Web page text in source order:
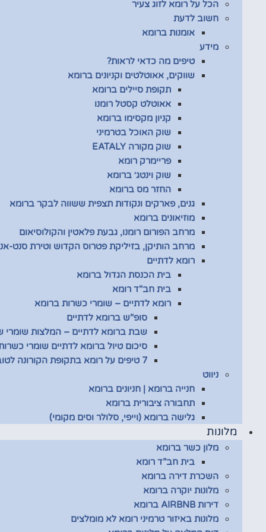
הכל על רומא לזוג צעיר
חשוב לדעת
אומנות ברומא
מידע
טיפים מה כדאי לראות?
שווקים, אאוטלטים וקניונים ברומא
תקופת סיילים ברומא
אאוטלט קסטל רומנו
קניון מקסימו ברומא
שוק האוכל בטרמיני
שוק מקורה EATALY
פריימרק רומא
שוק וינטג׳ ברומא
החזר מס ברומא
גנים, פארקים ונקודות תצפית ששווה לבקר ברומא
מוזיאונים ברומא
מרחב הפורום רומנו, גבעת פלאטין והקולוסיאום
מרחב הותיקן, בזיליקת פטרוס הקדוש וטירת סנט-
רומא לדתיים
בית הכנסת הגדול ברומא
בית חב"ד רומא
רומא לדתיים – שומרי כשרות ברומא
סופ"ש ברומא לדתיים
שבת ברומא לדתיים – המלצות שומרי
סיכום טיול ברומא לדתיים שומרי
7 טיפים על רומא בתקופת הקורונה לטובת שומרי כשרות
ניווט
חנייה ברומא | חניונים ברומא
תחבורה ציבורית ברומא
גלישה ברומא (וייפי, סלולר וסים מקומי)
מלונות
מלון כשר ברומא
בית חב”ד רומא
השכרת דירה ברומא
מלונות יוקרה ברומא
דירות AIRBNB ברומא
מלונות באיזור טרמיני רומא לא מומלצים